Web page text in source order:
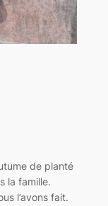
de planté
la famille.
l’avons fait.